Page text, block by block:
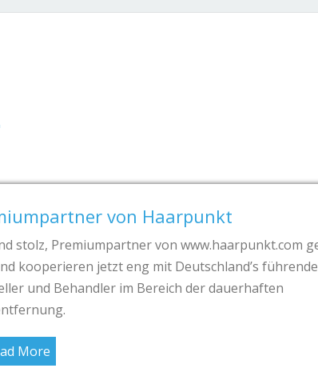
von Haarpunkt
stolz, Premiumpartner von www.haarpunkt.com
kooperieren jetzt eng mit Deutschland’s
und Behandler im Bereich der dauerhaften
More